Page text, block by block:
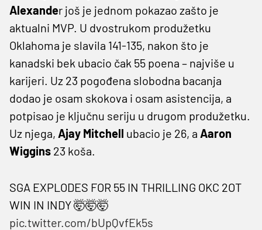
Alexander još je jednom pokazao zašto je
aktualni MVP. U dvostrukom produžetku
Oklahoma je slavila 141-135, nakon što je
kanadski bek ubacio čak 55 poena – najviše u
karijeri. Uz 23 pogođena slobodna bacanja
dodao je osam skokova i osam asistencija, a
potpisao je ključnu seriju u drugom produžetku.
Uz njega, Ajay Mitchell ubacio je 26, a Aaron
Wiggins 23 koša.
SGA EXPLODES FOR 55 IN THRILLING OKC 2OT
WIN IN INDY 🤯🤯🤯
pic.twitter.com/bUpQvfEk5s